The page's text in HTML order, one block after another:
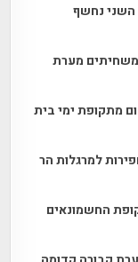
השני נחשף
מערת
מתקופת ימי בית
למרגלות הר
החשמונאים